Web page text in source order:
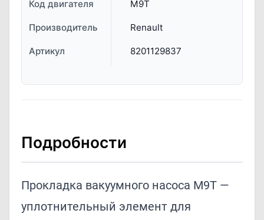
Код двигателя M9T
Производитель Renault
Артикул 8201129837
Подробности
Прокладка вакуумного насоса M9T —
уплотнительный элемент для